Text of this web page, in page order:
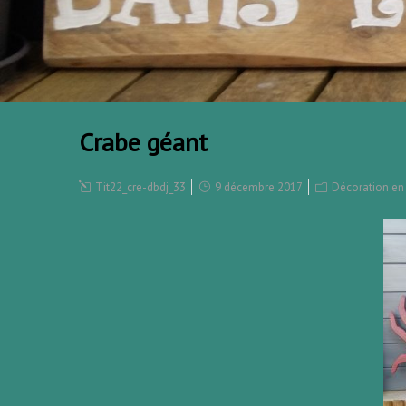
Crabe géant
Tit22_cre-dbdj_33 9 décembre 2017 Décoration